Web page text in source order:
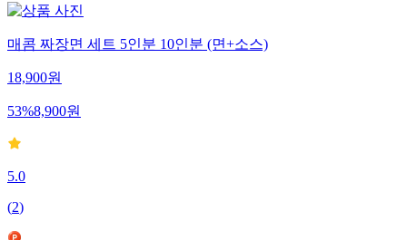
매콤 짜장면 세트 5인분 10인분 (면+소스)
18,900원
53%8,900원
5.0
(2)